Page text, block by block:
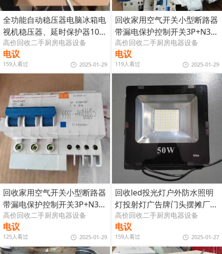
全功能自动稳压器电脑冰箱电
视机稳压器、延时保护器100
0W
高价回收二手厨房电器设备
电议
159人看过 2025-01-29
回收家用空气开关小型断路器
带漏电保护控制开关3P+N32
A
高价回收二手厨房电器设备
电议
119人看过 2025-01-29
回收家用空气开关小型断路器
带漏电保护控制开关3P+N32
A
高价回收二手厨房电器设备
电议
125人看过 2025-01-29
回收led投光灯户外防水照明
灯投射灯广告牌门头摆摊厂房
照射灯
高价回收二手厨房电器设备
电议
159人看过 2025-01-27